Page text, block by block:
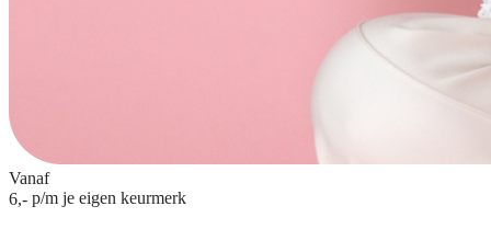
Vanaf
6,- p/m je eigen keurmerk